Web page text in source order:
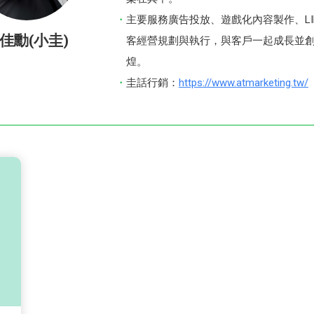
勳(小圭)
主要服務廣告投放、遊戲化內容製作、
客經營規劃與執行，與客戶一起成長並
煌。
圭話行銷： https://www.atmarketing.tw/